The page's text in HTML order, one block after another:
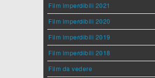
Film imperdibili 2021
Film imperdibili 2020
Film imperdibili 2019
Film imperdibili 2018
Film da vedere